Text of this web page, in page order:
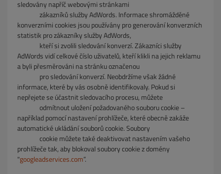
sledovány napříč webovými stránkami
zákazníkůslužby AdWords. Informace shromážděné
konverzními cookies jsou používány pro generování konverzních
statistik pro zákazníky služby AdWords,
kteří si zvolilisledování konverzí. Zákazníci služby
AdWords vidí celkové číslo uživatelů, kteří klikli na jejich reklamu
a byli přesměrováni na stránku označenou
prosledování konverzí. Neobdržíme však žádné
informace, které by vás osobně identifikovaly. Pokud si
nepřejete se účastnit sledovacího procesu, můžete
odmítnout uložení požadovaného souboru cookie –
například pomocí nastavení prohlížeče, které obecně zakáže
automatické ukládání souborů cookie. Soubory
cookie můžete také deaktivovat nastavením vašeho
prohlížeče tak, aby blokoval soubory cookie z domény
"googleadservices.com”.